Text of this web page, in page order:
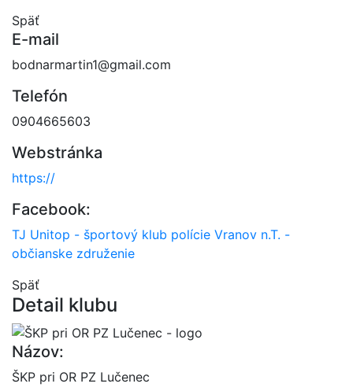
Späť
E-mail
bodnarmartin1@gmail.com
Telefón
0904665603
Webstránka
https://
Facebook:
TJ Unitop - športový klub polície Vranov n.T. -
občianske združenie
Späť
Detail klubu
Názov:
ŠKP pri OR PZ Lučenec